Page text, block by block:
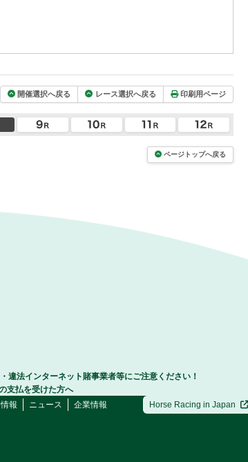
開催選択へ戻る レース選択へ戻る 印刷用ページ
ページトップへ戻る
違法インターネット賭事業者等にご注意ください！
支払を受けた方へ
報 ニュース 企業情報 Horse Racing in Japan